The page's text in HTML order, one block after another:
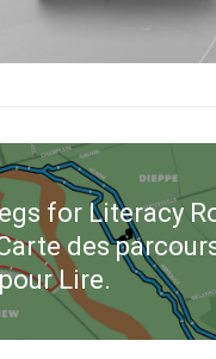
for Literacy
des
Lire.